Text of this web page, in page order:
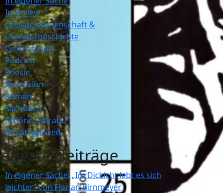
Interview
Literaturwissenschaft &
Literaturgeschichte
Lyrikkabinett
Podcast
Poesie
Rezension
Roman
Sachbuch
Schöne Literatur
Uncategorized
Beiträge
In eigener Sache: „Im Dickicht lebt es sich
leichter“ von Florian Birnmeyer